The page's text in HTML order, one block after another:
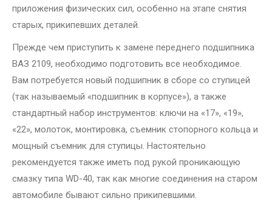
приложения физических сил, особенно на этапе снятия
старых, прикипевших деталей.
Прежде чем приступить к замене переднего подшипника
ВАЗ 2109, необходимо подготовить все необходимое.
Вам потребуется новый подшипник в сборе со ступицей
(так называемый «подшипник в корпусе»), а также
стандартный набор инструментов: ключи на «17», «19»,
«22», молоток, монтировка, съемник стопорного кольца и
мощный съемник для ступицы. Настоятельно
рекомендуется также иметь под рукой проникающую
смазку типа WD-40, так как многие соединения на старом
автомобиле бывают сильно прикипевшими.